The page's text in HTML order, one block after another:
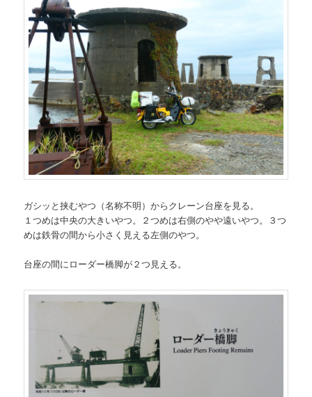
ガシッと挟むやつ（名称不明）からクレーン台座を見る。
１つめは中央の大きいやつ。２つめは右側のやや遠いやつ。３つ
めは鉄骨の間から小さく見える左側のやつ。
台座の間にローダー橋脚が２つ見える。